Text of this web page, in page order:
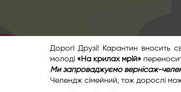
Дорогі Друзі! Карантин вносить
молоді «На крилах мрій»
Ми запроваджуємо вернісаж-
Челендж сімейний, тож дорослі